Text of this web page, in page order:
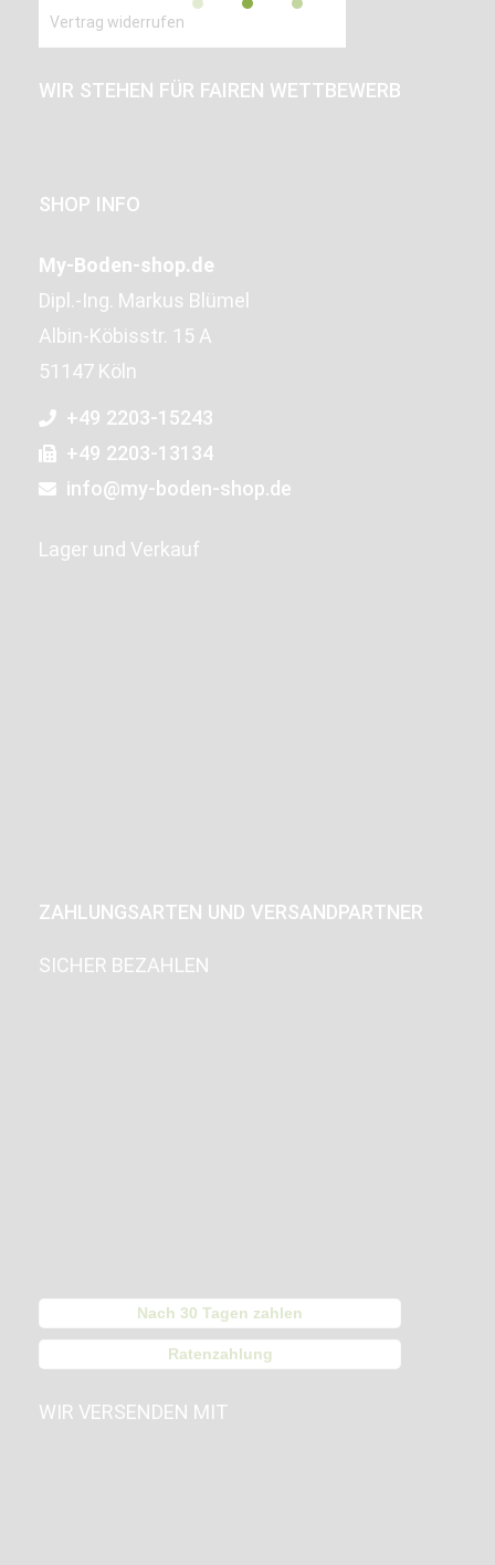
Vertrag widerrufen
WIR STEHEN FÜR FAIREN WETTBEWERB
SHOP INFO
My-Boden-shop.de
Dipl.-Ing. Markus Blümel
Albin-Köbisstr. 15 A
51147 Köln
+49 2203-15243
+49 2203-13134
info@my-boden-shop.de
Lager und Verkauf
ZAHLUNGSARTEN UND VERSANDPARTNER
SICHER BEZAHLEN
Nach 30 Tagen zahlen
Ratenzahlung
WIR VERSENDEN MIT